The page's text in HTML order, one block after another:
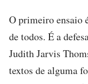
O primeiro ensaio
de todos. É a
Judith Jarvis
textos de alguma